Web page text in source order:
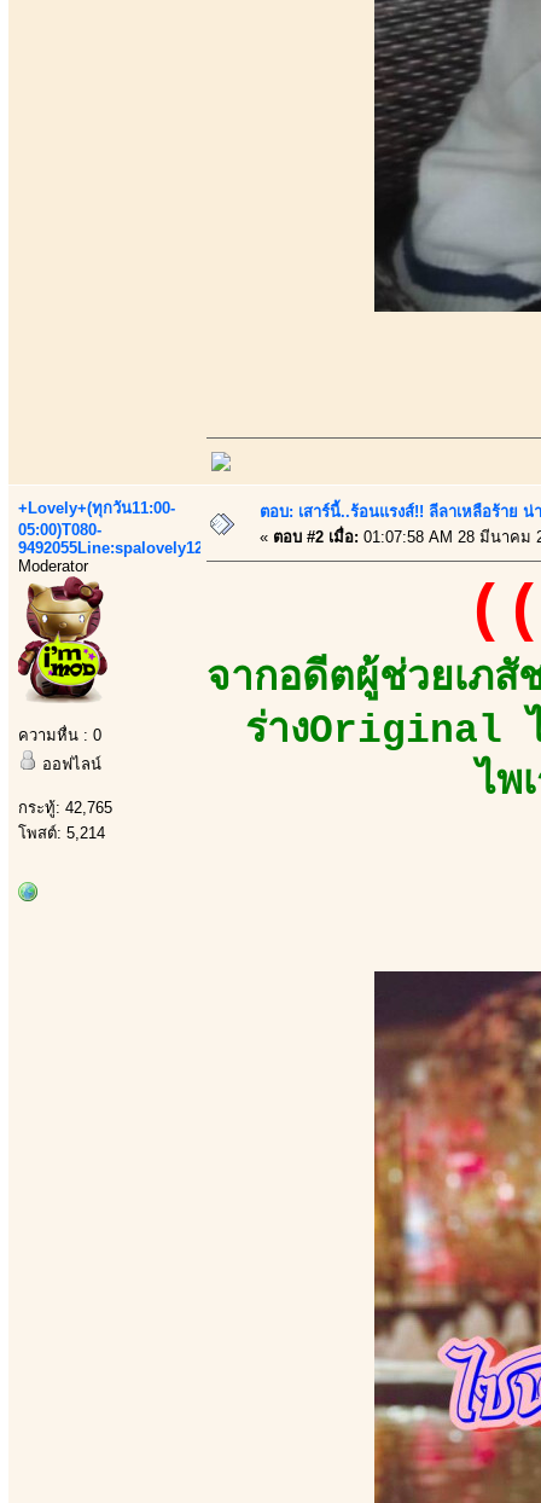
+Lovely+(ทุกวัน11:00-
05:00)T080-
9492055Line:spalovely123
Moderator
ความหื่น : 0
ออฟไลน์
กระทู้: 42,765
โพสต์: 5,214
ตอบ: เสาร์นี้..ร้อนแรงส์!! ลีลาเหลือร้าย
« ตอบ #2 เมื่อ: 01:07:58 AM 28 มีนาคม
จากอดีตผู้ช่วยเภ
ร่างOriginal ไ
ไพ